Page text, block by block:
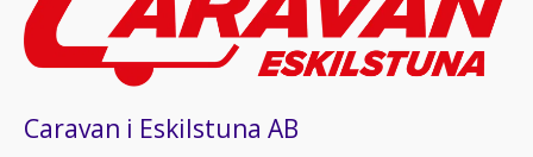
Caravan i Eskilstuna AB